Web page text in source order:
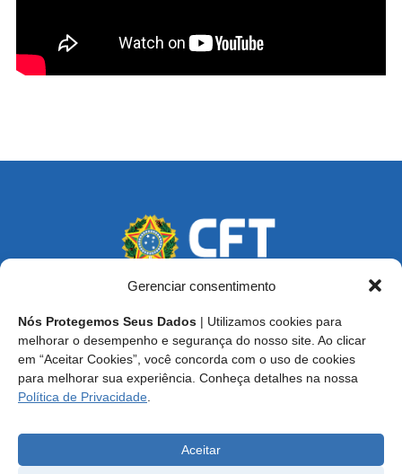
Gerenciar consentimento
Nós Protegemos Seus Dados | Utilizamos cookies para
melhorar o desempenho e segurança do nosso site. Ao clicar
em “Aceitar Cookies”, você concorda com o uso de cookies
para melhorar sua experiência. Conheça detalhes na nossa
Política de Privacidade
Aceitar
Endereço: SCS, Quadra 02, Bloco D, Ed. Oscar Niemeyer,
9º Andar CEP 70.316-900 - Brasília/DF
Central de Atendimento ao Técnico:0800 016-1515